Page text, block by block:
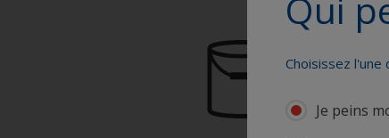
Choisissez
Je peins